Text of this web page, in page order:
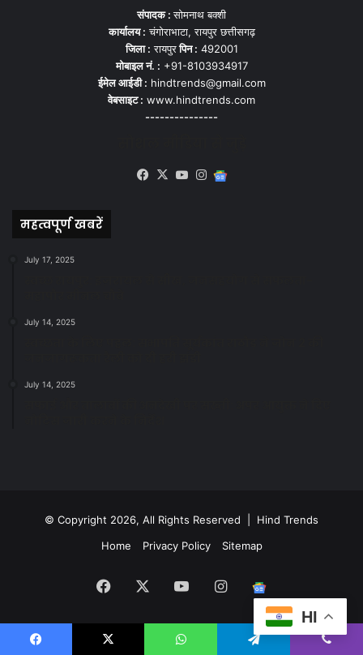
संपादक :सोमनाथ बक्शी
कार्यालय : चंगोराभाटा, रायपुर छत्तीसगढ़
जिला : रायपुरपिन : 492001
मोबाइल नं. : +91-8103934917
ईमेल आईडी : hindtrends@gmail.com
वेबसाइट : www.hindtrends.com
---------------
Facebook
X YouTubeInstagram
महत्वपूर्ण खबरें
July 17, 2025
July 14, 2025
July 14, 2025
© Copyright 2026, All Rights Reserved | Hind Trends
Home
Privacy Policy Sitemap
Facebook YouTubeInstagram
News
HI